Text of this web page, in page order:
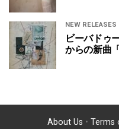
NEW RELEASES
ビーバドゥ
からの新曲
About Us • Terms